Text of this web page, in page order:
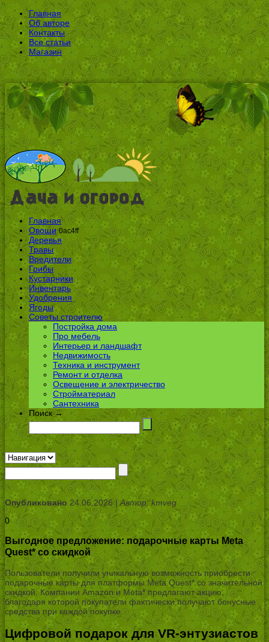
Главная
Об авторе
Контакты
Все статьи
Магазин
Главная
Овощи 0ac4ff
Деревья
Травы
Вредители
Грибы
Кустарники
Инвентарь
Удобрения
Ягоды
Советы строителю
Постройка дома
Про мебель
Интерьер и ландшафт
Недвижимость
Техника и инструмент
Ремонт и отделка
Освещение и электричество
Стройматериал
Сантехника
Поиск →
Опубликовано24.06.2026 |Автор: kmveg
0
Выгодное предложение: подарочные карты Meta
Quest* со скидкой
Пользователи получили уникальную возможность приобрести
подарочные карты для платформы Meta Quest* со значительной
скидкой. Компании Amazon и Meta* предлагают акцию,
благодаря которой покупатели фактически получают бонусные
средства при каждой покупке.
Цифровой подарок для VR-энтузиастов